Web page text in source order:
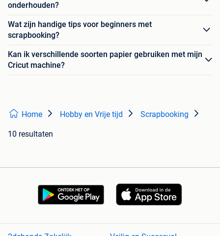
onderhouden?
Wat zijn handige tips voor beginners met
scrapbooking?
Kan ik verschillende soorten papier gebruiken met mijn
Cricut machine?
Home Hobby en Vrije tijd Scrapbooking
10 resultaten